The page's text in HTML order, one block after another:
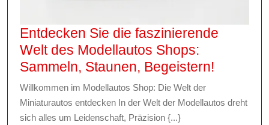
Entdecken Sie die faszinierende
Welt des Modellautos Shops:
Sammeln, Staunen, Begeistern!
die
Willkommen im Modellautos Shop: Die Welt der
Miniaturautos entdecken In der Welt der Modellautos dreht
sich alles um Leidenschaft, Präzision {...}